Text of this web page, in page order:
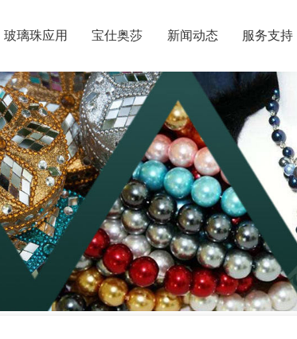
玻璃珠应用 宝仕奥莎 新闻动态 服务支持